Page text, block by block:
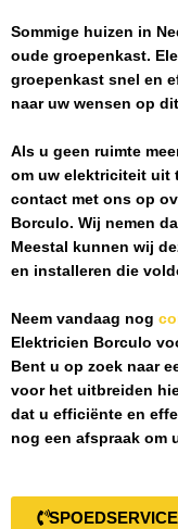
Sommige huizen in
oude groepenkast.
groepenkast snel en
naar uw wensen op
Als u geen ruimte
om uw elektriciteit uit
contact met ons op
Borculo. Wij nemen
Meestal kunnen wij
en installeren die
Neem vandaag nog
Elektricien Borculo
Bent u op zoek naar
voor het uitbreiden
dat u efficiënte en
nog een afspraak om
SPOEDSERVICE